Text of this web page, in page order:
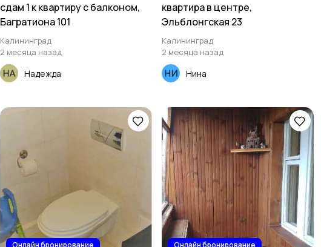
сдам 1 к квартиру с балконом,
Багратиона 101
Калининград
2 месяца назад
Надежда
квартира в центре,
Эльблонгская 23
Калининград
2 месяца назад
Нина
Онлайн бронирование Онлайн бронирование